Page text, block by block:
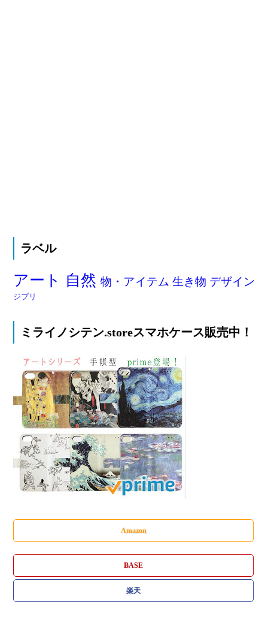
ラベル
アート 自然 物・アイテム 生き物 デザイン
ジブリ
ミライノシテン.storeスマホケース販売中！
Amazon
BASE
楽天